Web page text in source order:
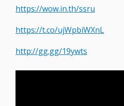
https://wow.in.th/ssru
https://t.co/ujWpbiWXnL
http://gg.gg/19ywts